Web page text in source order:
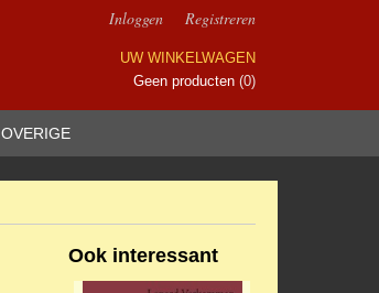
Inloggen Registreren
UW WINKELWAGEN
Geen producten (0)
OVERIGE
Ook interessant